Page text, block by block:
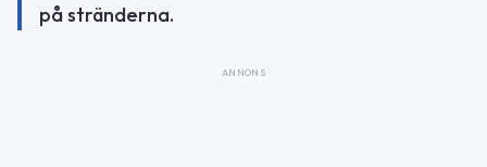
på stränderna.
ANNONS